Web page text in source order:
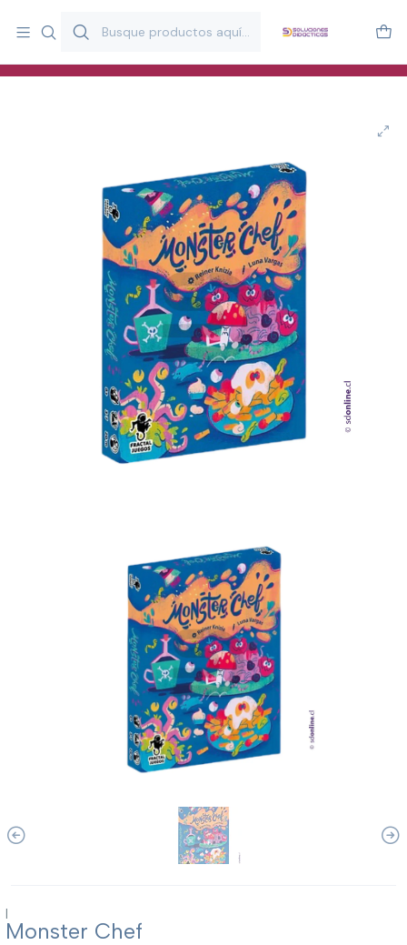
y estimulación infantil en Chile.
Especialistas en recursos educativos para aulas, terapeutas y
|
Monster Chef